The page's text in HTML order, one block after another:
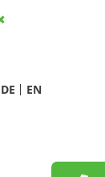
DE EN